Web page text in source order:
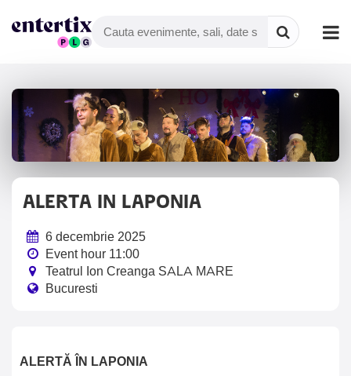
ALERTĂ ÎN LAPONIA
ALERTA IN LAPONIA
6 decembrie 2025
Event hour 11:00
Teatrul Ion Creanga SALA MARE
Bucuresti